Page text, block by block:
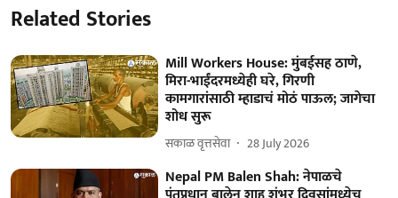
Related Stories
Mill Workers House: मुंबईसह ठाणे,
मिरा-भाईंदरमध्येही घरे, गिरणी
कामगारांसाठी म्हाडाचं मोठं पाऊल; जागेचा
शोध सुरू
सकाळ वृत्तसेवा 28 July 2026
Nepal PM Balen Shah: नेपाळचे